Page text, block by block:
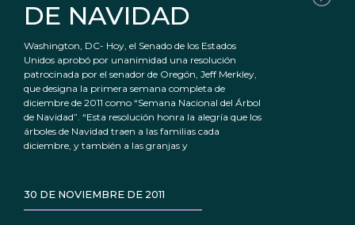
DE NAVIDAD
Washington, DC- Hoy, el Senado de los Estados
Unidos aprobó por unanimidad una resolución
patrocinada por el senador de Oregón, Jeff Merkley,
que designa la primera semana completa de
diciembre de 2011 como “Semana Nacional del Árbol
de Navidad”. “Esta resolución honra la alegría que los
árboles de Navidad traen a las familias cada
diciembre, y también a las granjas y
30 DE NOVIEMBRE DE 2011